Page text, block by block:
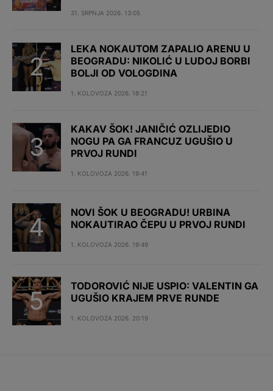
31. SRPNJA 2026. 13:05
LEKA NOKAUTOM ZAPALIO ARENU U
BEOGRADU: NIKOLIĆ U LUDOJ BORBI
BOLJI OD VOLOGDINA
1. KOLOVOZA 2026. 18:21
KAKAV ŠOK! JANIČIĆ OZLIJEDIO
NOGU PA GA FRANCUZ UGUŠIO U
PRVOJ RUNDI
1. KOLOVOZA 2026. 19:41
NOVI ŠOK U BEOGRADU! URBINA
NOKAUTIRAO ČEPU U PRVOJ RUNDI
1. KOLOVOZA 2026. 19:49
TODOROVIĆ NIJE USPIO: VALENTIN GA
UGUŠIO KRAJEM PRVE RUNDE
1. KOLOVOZA 2026. 20:19